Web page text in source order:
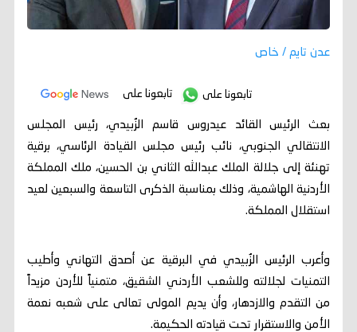
عدن تايم / خاص
تابعونا على تابعونا على
بعث الرئيس القائد عيدروس قاسم الزُبيدي، رئيس المجلس
الانتقالي الجنوبي، نائب رئيس مجلس القيادة الرئاسي، برقية
تهنئة إلى جلالة الملك عبدالله الثاني بن الحسين، ملك المملكة
الأردنية الهاشمية، وذلك بمناسبة الذكرى التاسعة والسبعين لعيد
استقلال المملكة.
وأعرب الرئيس الزُبيدي في البرقية عن أصدق التهاني وأطيب
التمنيات لجلالته وللشعب الأردني الشقيق، متمنياً للأردن مزيداً
من التقدم والازدهار، وأن يديم المولى تعالى على شعبه نعمة
الأمن والاستقرار تحت قيادته الحكيمة.